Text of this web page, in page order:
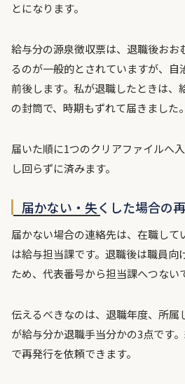
とになります。
給与分の源泉徴収票は、退職後おお
るのが一般的とされていますが、自
前後します。私が退職したときは、
の封筒で、時期もずれて届きました。
届いた順に1つのクリアファイルへ
し回らずに済みます。
届かない・失くした場合の
届かない場合の連絡先は、在職して
は給与担当課です。退職後は職員向
ため、代表番号から担当課へつない
伝えるべきなのは、退職年度、所属
が給与分か退職手当分かの3点です
で再発行を依頼できます。